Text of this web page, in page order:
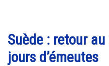
Suède : retour
jours d’émeutes